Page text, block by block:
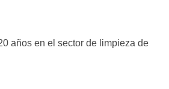
años en el sector de limpieza de